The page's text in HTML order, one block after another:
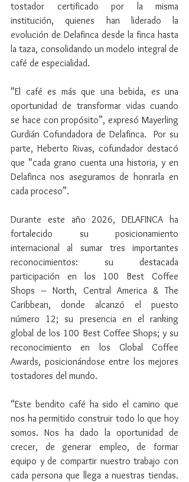
tostador certificado por la misma
institución, quienes han liderado la
evolución de Delafinca desde la finca hasta
la taza, consolidando un modelo integral de
café de especialidad.
“El café es más que una bebida, es una
oportunidad de transformar vidas cuando
se hace con propósito”, expresó Mayerling
Gurdián Cofundadora de Delafinca.  Por su
parte, Heberto Rivas, cofundador destacó
que “cada grano cuenta una historia, y en
Delafinca nos aseguramos de honrarla en
cada proceso”.
Durante este año 2026, DELAFINCA ha
fortalecido su posicionamiento
internacional al sumar tres importantes
reconocimientos: su destacada
participación en los 100 Best Coffee
Shops – North, Central America & The
Caribbean, donde alcanzó el puesto
número 12; su presencia en el ranking
global de los 100 Best Coffee Shops; y su
reconocimiento en los Global Coffee
Awards, posicionándose entre los mejores
tostadores del mundo.
“Este bendito café ha sido el camino que
nos ha permitido construir todo lo que hoy
somos. Nos ha dado la oportunidad de
crecer, de generar empleo, de formar
equipo y de compartir nuestro trabajo con
cada persona que llega a nuestras tiendas.